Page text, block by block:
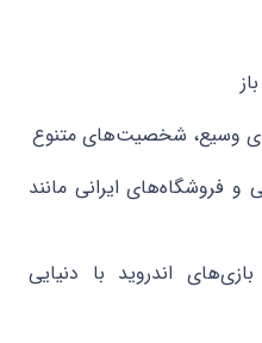
وسیع، شخصیت‌های متنوع
و فروشگاه‌های ایرانی مانند
اندروید با دنیایی